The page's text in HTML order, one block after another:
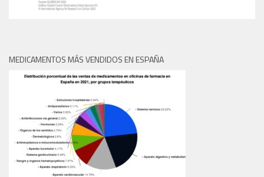
MEDICAMENTOS MÁS VENDIDOS EN ESPAÑA